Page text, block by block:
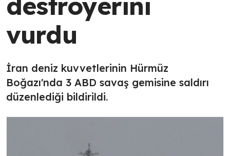
vurdu
İran deniz kuvvetlerinin Hürmüz
Boğazı'nda 3 ABD savaş gemisine saldırı
düzenlediği bildirildi.